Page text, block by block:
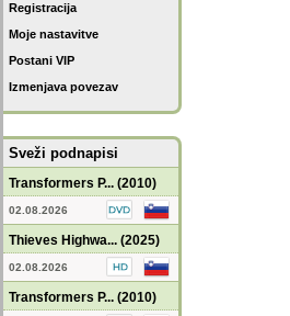
Registracija
Moje nastavitve
Postani VIP
Izmenjava povezav
Sveži podnapisi
Transformers P... (2010)
02.08.2026
Thieves Highwa... (2025)
02.08.2026
Transformers P... (2010)